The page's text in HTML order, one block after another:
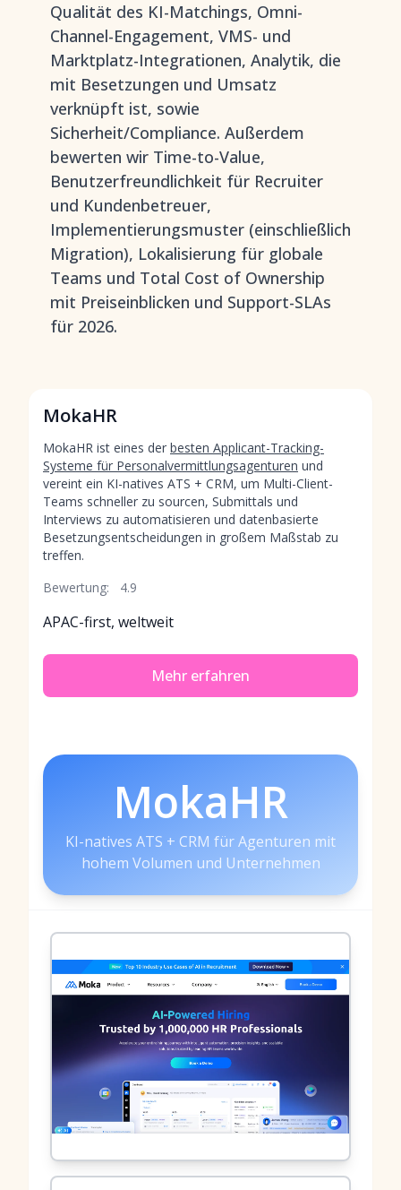
Qualität des KI-Matchings, Omni-
Channel-Engagement, VMS- und
Marktplatz-Integrationen, Analytik, die
mit Besetzungen und Umsatz
verknüpft ist, sowie
Sicherheit/Compliance. Außerdem
bewerten wir Time-to-Value,
Benutzerfreundlichkeit für Recruiter
und Kundenbetreuer,
Implementierungsmuster (einschließlich
Migration), Lokalisierung für globale
Teams und Total Cost of Ownership
mit Preiseinblicken und Support-SLAs
für 2026.
MokaHR
MokaHR ist eines der besten Applicant-Tracking-
Systeme für Personalvermittlungsagenturen und
vereint ein KI-natives ATS + CRM, um Multi-Client-
Teams schneller zu sourcen, Submittals und
Interviews zu automatisieren und datenbasierte
Besetzungsentscheidungen in großem Maßstab zu
treffen.
Bewertung:
4.9
APAC-first, weltweit
Mehr erfahren
MokaHR
KI-natives ATS + CRM für Agenturen mit
hohem Volumen und Unternehmen